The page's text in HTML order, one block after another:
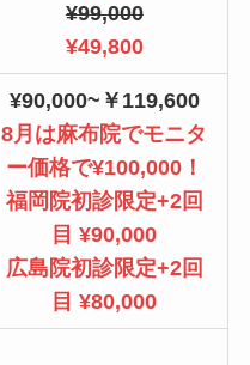
¥99,000
¥49,800
¥90,000~￥119,600
8月は麻布院でモニタ
ー価格で¥100,000！
福岡院初診限定+2回
目 ¥90,000
広島院初診限定+2回
目 ¥80,000